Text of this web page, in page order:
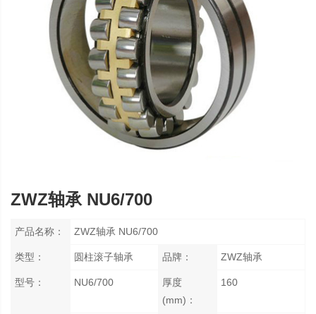
ZWZ轴承 NU6/700
产品名称： ZWZ轴承 NU6/700
类型： 圆柱滚子轴承 品牌： ZWZ轴承
型号： NU6/700
厚度
(mm)：
160